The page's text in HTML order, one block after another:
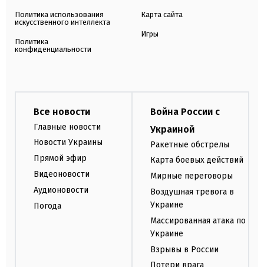
Политика использования
искусственного интеллекта
Политика
конфиденциальности
Карта сайта
Игры
Все новости
Главные новости
Новости Украины
Прямой эфир
Видеоновости
Аудионовости
Погода
Война России с
Украиной
Ракетные обстрелы
Карта боевых действий
Мирные переговоры
Воздушная тревога в
Украине
Массированная атака по
Украине
Взрывы в России